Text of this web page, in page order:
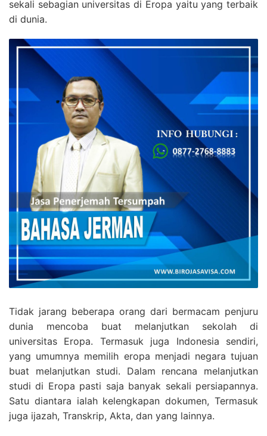
sekali sebagian universitas di Eropa yaitu yang terbaik
di dunia.
Tidak jarang beberapa orang dari bermacam penjuru
dunia mencoba buat melanjutkan sekolah di
universitas Eropa. Termasuk juga Indonesia sendiri,
yang umumnya memilih eropa menjadi negara tujuan
buat melanjutkan studi. Dalam rencana melanjutkan
studi di Eropa pasti saja banyak sekali persiapannya.
Satu diantara ialah kelengkapan dokumen, Termasuk
juga ijazah, Transkrip, Akta, dan yang lainnya.